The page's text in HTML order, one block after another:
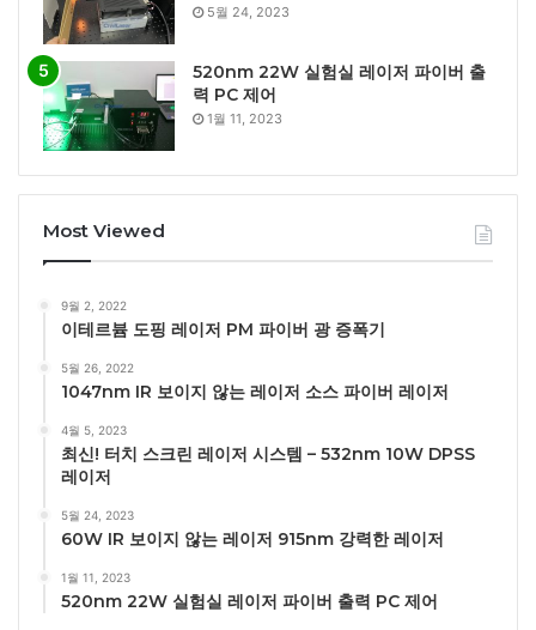
5월 24, 2023
520nm 22W 실험실 레이저 파이버 출
력 PC 제어
1월 11, 2023
Most Viewed
9월 2, 2022
이테르븀 도핑 레이저 PM 파이버 광 증폭기
5월 26, 2022
1047nm IR 보이지 않는 레이저 소스 파이버 레이저
4월 5, 2023
최신! 터치 스크린 레이저 시스템 – 532nm 10W DPSS
레이저
5월 24, 2023
60W IR 보이지 않는 레이저 915nm 강력한 레이저
1월 11, 2023
520nm 22W 실험실 레이저 파이버 출력 PC 제어